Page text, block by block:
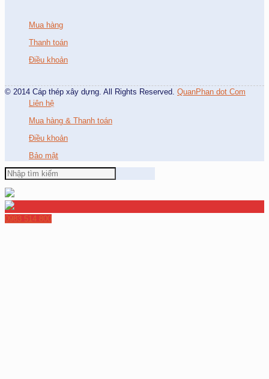
Mua hàng
Thanh toán
Điều khoản
© 2014 Cáp thép xây dựng. All Rights Reserved. QuanPhan dot Com
Liên hệ
Mua hàng & Thanh toán
Điều khoản
Bảo mật
0983 514 800